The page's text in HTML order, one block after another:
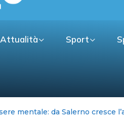
Attualità Sport
nuovi commissari cittadini